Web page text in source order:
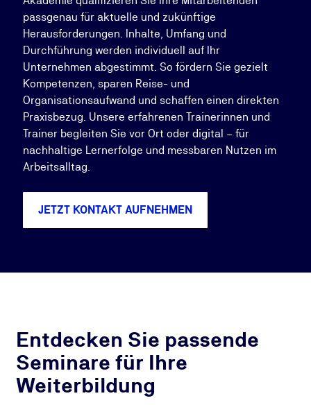
passgenau für aktuelle und zukünftige
Herausforderungen. Inhalte, Umfang und
Durchführung werden individuell auf Ihr
Unternehmen abgestimmt. So fördern Sie gezielt
Kompetenzen, sparen Reise- und
Organisationsaufwand und schaffen einen direkten
Praxisbezug. Unsere erfahrenen Trainerinnen und
Trainer begleiten Sie vor Ort oder digital – für
nachhaltige Lernerfolge und messbaren Nutzen im
Arbeitsalltag.
JETZT KONTAKT AUFNEHMEN
Entdecken Sie passende
Seminare für Ihre
Weiterbildung